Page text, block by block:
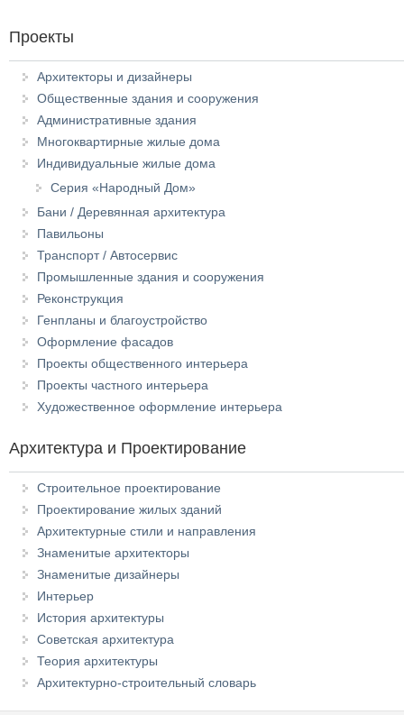
Проекты
Архитекторы и дизайнеры
Общественные здания и сооружения
Административные здания
Многоквартирные жилые дома
Индивидуальные жилые дома
Серия «Народный Дом»
Бани / Деревянная архитектура
Павильоны
Транспорт / Автосервис
Промышленные здания и сооружения
Реконструкция
Генпланы и благоустройство
Оформление фасадов
Проекты общественного интерьера
Проекты частного интерьера
Художественное оформление интерьера
Архитектура и Проектирование
Строительное проектирование
Проектирование жилых зданий
Архитектурные стили и направления
Знаменитые архитекторы
Знаменитые дизайнеры
Интерьер
История архитектуры
Советская архитектура
Теория архитектуры
Архитектурно-строительный словарь